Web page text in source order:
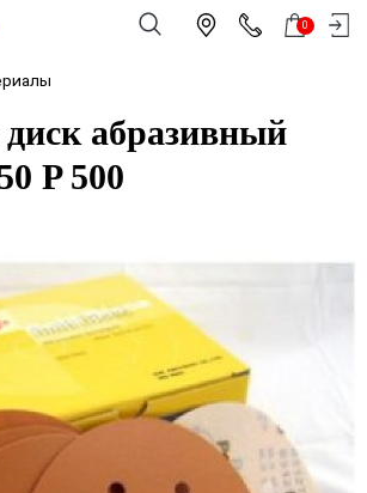
0
абразивный
P 500